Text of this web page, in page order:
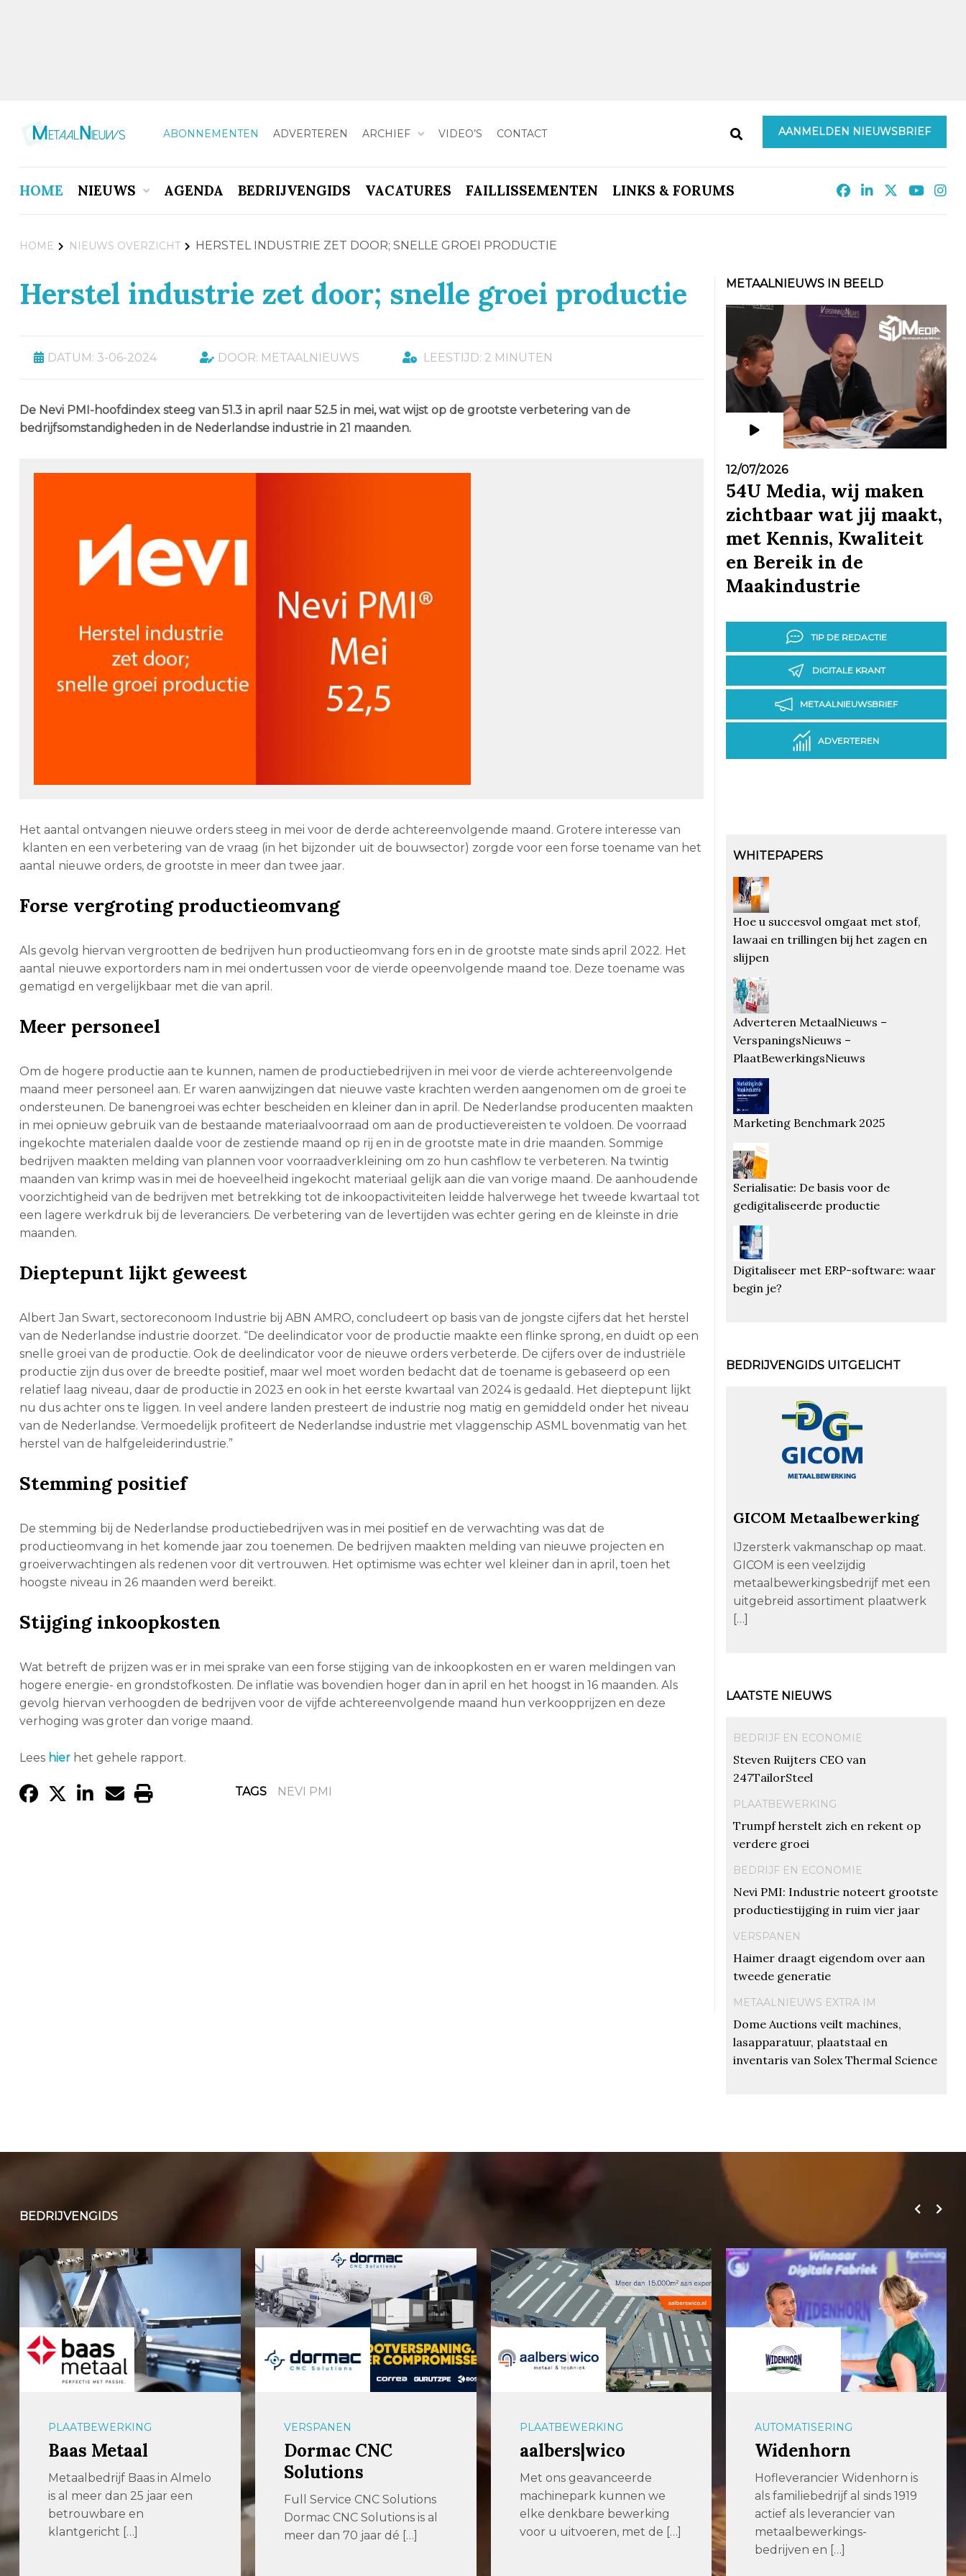
ABONNEMENTEN ADVERTEREN ARCHIEF VIDEO’S CONTACT AANMELDEN NIEUWSBRIEF
HOME NIEUWS AGENDA BEDRIJVENGIDS VACATURES FAILLISSEMENTEN LINKS & FORUMS
HOME NIEUWS OVERZICHT HERSTEL INDUSTRIE ZET DOOR; SNELLE GROEI PRODUCTIE
Herstel industrie zet door; snelle groei productie
DATUM: 3-06-2024 DOOR: METAALNIEUWS LEESTIJD: 2 MINUTEN
De Nevi PMI-hoofdindex steeg van 51.3 in april naar 52.5 in mei, wat wijst op de grootste verbetering van de
bedrijfsomstandigheden in de Nederlandse industrie in 21 maanden.
Het aantal ontvangen nieuwe orders steeg in mei voor de derde achtereenvolgende maand. Grotere interesse van
klanten en een verbetering van de vraag (in het bijzonder uit de bouwsector) zorgde voor een forse toename van het
aantal nieuwe orders, de grootste in meer dan twee jaar.
Forse vergroting productieomvang
Als gevolg hiervan vergrootten de bedrijven hun productieomvang fors en in de grootste mate sinds april 2022. Het
aantal nieuwe exportorders nam in mei ondertussen voor de vierde opeenvolgende maand toe. Deze toename was
gematigd en vergelijkbaar met die van april.
Meer personeel
Om de hogere productie aan te kunnen, namen de productiebedrijven in mei voor de vierde achtereenvolgende
maand meer personeel aan. Er waren aanwijzingen dat nieuwe vaste krachten werden aangenomen om de groei te
ondersteunen. De banengroei was echter bescheiden en kleiner dan in april. De Nederlandse producenten maakten
in mei opnieuw gebruik van de bestaande materiaalvoorraad om aan de productievereisten te voldoen. De voorraad
ingekochte materialen daalde voor de zestiende maand op rij en in de grootste mate in drie maanden. Sommige
bedrijven maakten melding van plannen voor voorraadverkleining om zo hun cashflow te verbeteren. Na twintig
maanden van krimp was in mei de hoeveelheid ingekocht materiaal gelijk aan die van vorige maand. De aanhoudende
voorzichtigheid van de bedrijven met betrekking tot de inkoopactiviteiten leidde halverwege het tweede kwartaal tot
een lagere werkdruk bij de leveranciers. De verbetering van de levertijden was echter gering en de kleinste in drie
maanden.
Dieptepunt lijkt geweest
Albert Jan Swart, sectoreconoom Industrie bij ABN AMRO, concludeert op basis van de jongste cijfers dat het herstel
van de Nederlandse industrie doorzet. “De deelindicator voor de productie maakte een flinke sprong, en duidt op een
snelle groei van de productie. Ook de deelindicator voor de nieuwe orders verbeterde. De cijfers over de industriële
productie zijn dus over de breedte positief, maar wel moet worden bedacht dat de toename is gebaseerd op een
relatief laag niveau, daar de productie in 2023 en ook in het eerste kwartaal van 2024 is gedaald. Het dieptepunt lijkt
nu dus achter ons te liggen. In veel andere landen presteert de industrie nog matig en gemiddeld onder het niveau
van de Nederlandse. Vermoedelijk profiteert de Nederlandse industrie met vlaggenschip ASML bovenmatig van het
herstel van de halfgeleiderindustrie.”
Stemming positief
De stemming bij de Nederlandse productiebedrijven was in mei positief en de verwachting was dat de
productieomvang in het komende jaar zou toenemen. De bedrijven maakten melding van nieuwe projecten en
groeiverwachtingen als redenen voor dit vertrouwen. Het optimisme was echter wel kleiner dan in april, toen het
hoogste niveau in 26 maanden werd bereikt.
Stijging inkoopkosten
Wat betreft de prijzen was er in mei sprake van een forse stijging van de inkoopkosten en er waren meldingen van
hogere energie- en grondstofkosten. De inflatie was bovendien hoger dan in april en het hoogst in 16 maanden. Als
gevolg hiervan verhoogden de bedrijven voor de vijfde achtereenvolgende maand hun verkoopprijzen en deze
verhoging was groter dan vorige maand.
Lees hierhet gehele rapport.
TAGS NEVI PMI
METAALNIEUWS IN BEELD
12/07/2026
54U Media, wij maken
zichtbaar wat jij maakt,
met Kennis, Kwaliteit
en Bereik in de
Maakindustrie
TIP DE REDACTIE
DIGITALE KRANT
METAALNIEUWSBRIEF
ADVERTEREN
WHITEPAPERS
Hoe u succesvol omgaat met stof,
lawaai en trillingen bij het zagen en
slijpen
Adverteren MetaalNieuws –
VerspaningsNieuws –
PlaatBewerkingsNieuws
Marketing Benchmark 2025
Serialisatie: De basis voor de
gedigitaliseerde productie
Digitaliseer met ERP-software: waar
begin je?
BEDRIJVENGIDS UITGELICHT
GICOM Metaalbewerking
IJzersterk vakmanschap op maat.
GICOM is een veelzijdig
metaalbewerkingsbedrijf met een
uitgebreid assortiment plaatwerk
[…]
LAATSTE NIEUWS
BEDRIJF EN ECONOMIE
Steven Ruijters CEO van
247TailorSteel
PLAATBEWERKING
Trumpf herstelt zich en rekent op
verdere groei
BEDRIJF EN ECONOMIE
Nevi PMI: Industrie noteert grootste
productiestijging in ruim vier jaar
VERSPANEN
Haimer draagt eigendom over aan
tweede generatie
METAALNIEUWS EXTRA IM
Dome Auctions veilt machines,
lasapparatuur, plaatstaal en
inventaris van Solex Thermal Science
BEDRIJVENGIDS
PLAATBEWERKING
Baas Metaal
Metaalbedrijf Baas in Almelo
is al meer dan 25 jaar een
betrouwbare en
klantgericht […]
VERSPANEN
Dormac CNC
Solutions
Full Service CNC Solutions
Dormac CNC Solutions is al
meer dan 70 jaar dé […]
PLAATBEWERKING
aalbers|wico
Met ons geavanceerde
machinepark kunnen we
elke denkbare bewerking
voor u uitvoeren, met de […]
AUTOMATISERING
Widenhorn
Hofleverancier Widenhorn is
als familiebedrijf al sinds 1919
actief als leverancier van
metaalbewerkings-
bedrijven en […]